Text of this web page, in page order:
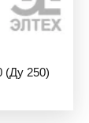
(Ду 250)